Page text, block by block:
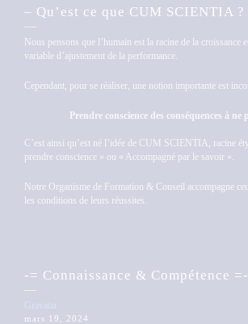
– Qu’est ce que CUM SCIENTIA ?
Nous pensons que l’humain est la racine de la croissance
variable d’ajustement de la performance.
Cependant, pour se réaliser, une notion importante est
Prendre conscience des conséquences à ne
C’est ainsi qu’est né l’idée de CUM SCIENTIA, racine
prendre conscience » ou « Accompagné par le savoir ».
Notre Organisme de Formation & Conseil accompagne
les conditions de leurs réussites.
-= Connaissance & Compétence =-
mars 19, 2024